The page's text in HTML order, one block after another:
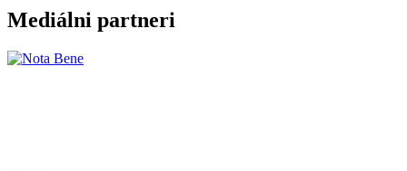
Mediálni partneri